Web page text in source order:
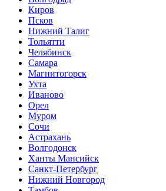
Киров
Псков
Нижний Талиг
Тольятти
Челябинск
Самара
Магнитогорск
Ухта
Иваново
Орел
Муром
Сочи
Астрахань
Волгодонск
Ханты Мансийск
Санкт-Петербург
Нижний Новгород